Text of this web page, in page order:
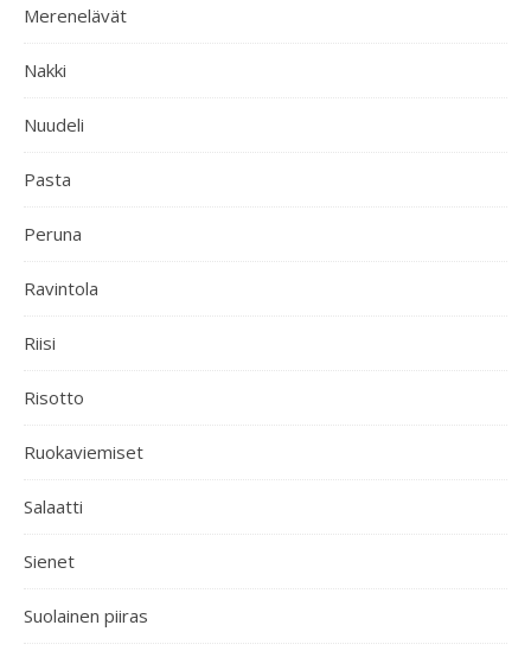
Merenelävät
Nakki
Nuudeli
Pasta
Peruna
Ravintola
Riisi
Risotto
Ruokaviemiset
Salaatti
Sienet
Suolainen piiras